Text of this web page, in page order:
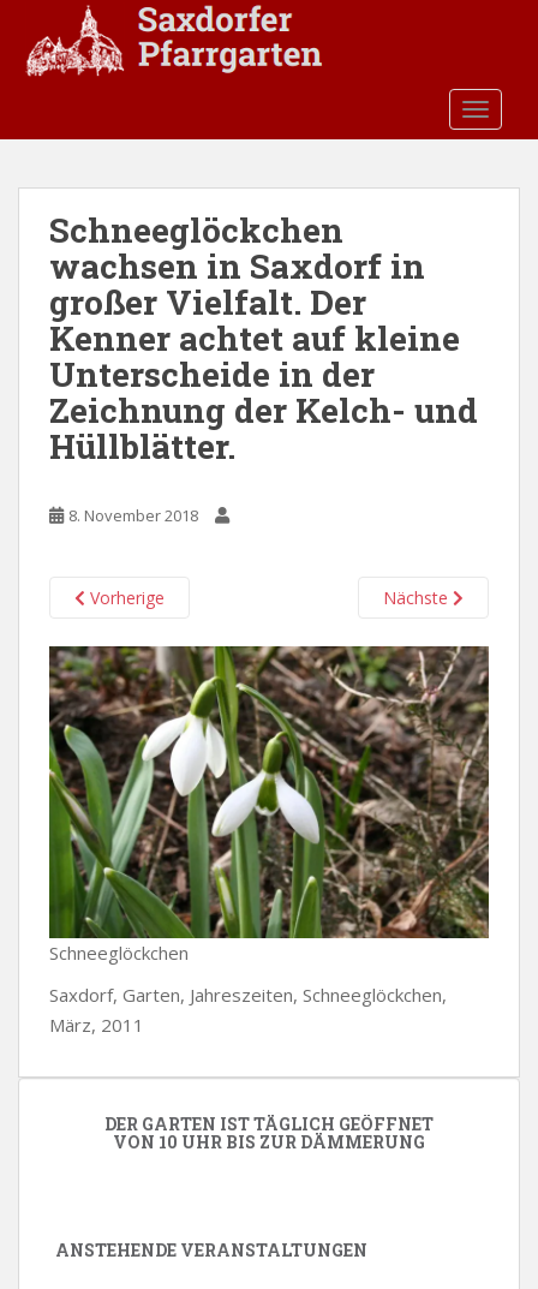
Schneeglöckchen
wachsen in Saxdorf in
großer Vielfalt. Der
Kenner achtet auf kleine
Unterscheide in der
Zeichnung der Kelch- und
Hüllblätter.
8. November 2018
Vorherige Nächste
Schneeglöckchen
Saxdorf, Garten, Jahreszeiten, Schneeglöckchen,
März, 2011
DER GARTEN IST TÄGLICH GEÖFFNET
VON 10 UHR BIS ZUR DÄMMERUNG
ANSTEHENDE VERANSTALTUNGEN